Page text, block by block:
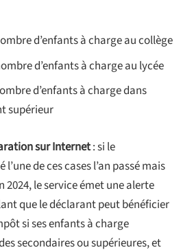
d’enfants à charge au collège
d’enfants à charge au lycée
d’enfants à charge dans
supérieur
sur Internet: si le
de ces cases l’an passé mais
2024, le service émet une alerte
que le déclarant peut bénéficier
si ses enfants à charge
secondaires ou supérieures, et